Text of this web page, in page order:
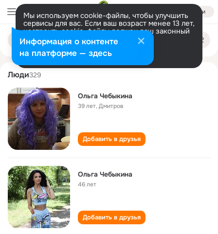
Войти
Мы используем cookie-файлы, чтобы улучшить
сервисы для вас. Если ваш возраст менее 13 лет,
настроить cookie-файлы должен ваш законный
представитель. Больше информации
Разрешить все Настроить
Поиск
людям
olga chebykina
Люди329
Ольга Чебыкина
39 лет,Дмитров
Добавить в друзья
Ольга Чебыкина
46 лет
Добавить в друзья
Информация о контенте
на платформе — здесь